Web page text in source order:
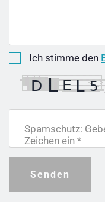
Ich stimme den
Spamschutz:
Zeichen ein *
Senden